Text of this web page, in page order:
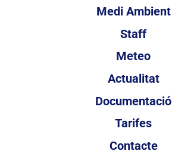
Medi Ambient
Staff
Meteo
Actualitat
Documentació
Tarifes
Contacte